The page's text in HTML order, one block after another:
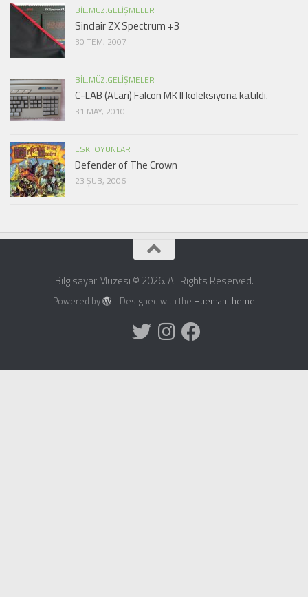
BIL.MÜZ.GELIŞMELER
Sinclair ZX Spectrum +3
30 TEM, 2007
BIL.MÜZ.GELIŞMELER
C-LAB (Atari) Falcon MK II koleksiyona katıldı.
31 MAY, 2010
ESKI OYUNLAR
Defender of The Crown
23 ŞUB, 2006
Bilgisayar Müzesi © 2026. All Rights Reserved.
Powered by - Designed with the Hueman theme